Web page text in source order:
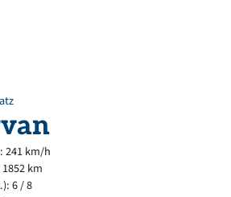
241 km/h
km
6 / 8